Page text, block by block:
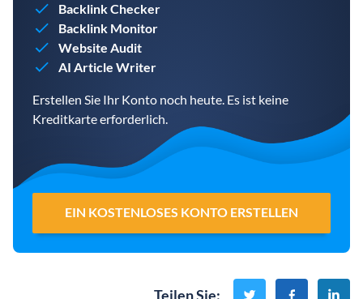
Backlink Checker
Backlink Monitor
Website Audit
AI Article Writer
Erstellen Sie Ihr Konto noch heute. Es ist keine
Kreditkarte erforderlich.
EIN KOSTENLOSES KONTO ERSTELLEN
Teilen Sie: